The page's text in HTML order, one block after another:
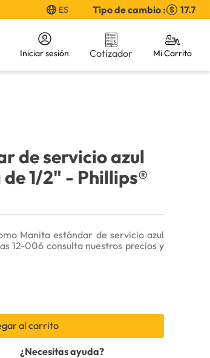
ES Tipo de cambio : 17.7
Iniciar sesión Cotizador
de servicio azul
1/2" - Phillips®
Manita estándar de servicio azul
12-006 consulta nuestros precios y
al carrito
¿Necesitas ayuda?